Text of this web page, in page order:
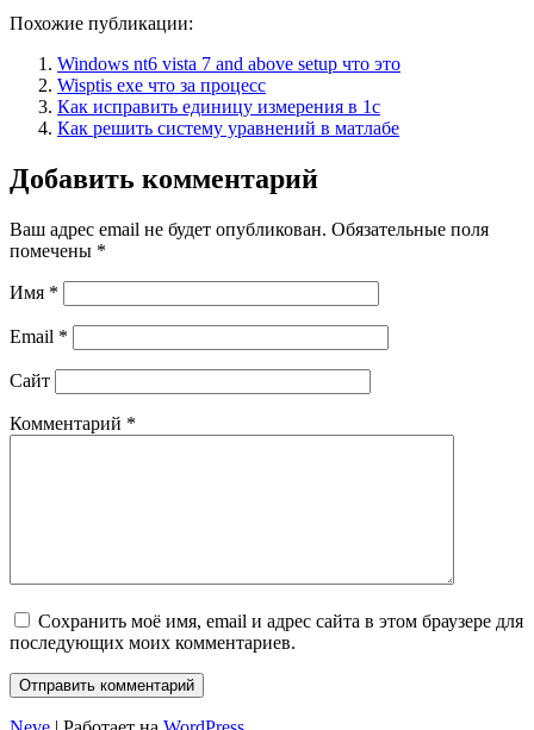
Похожие публикации:
Windows nt6 vista 7 and above setup что это
Wisptis exe что за процесс
Как исправить единицу измерения в 1с
Как решить систему уравнений в матлабе
Добавить комментарий
Ваш адрес email не будет опубликован. Обязательные поля
помечены *
Имя *
Email *
Сайт
Комментарий *
Сохранить моё имя, email и адрес сайта в этом браузере для
последующих моих комментариев.